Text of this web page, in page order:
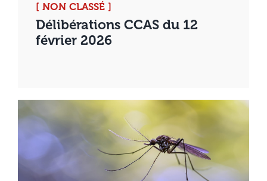
[ NON CLASSÉ ]
Délibérations CCAS du 12
février 2026